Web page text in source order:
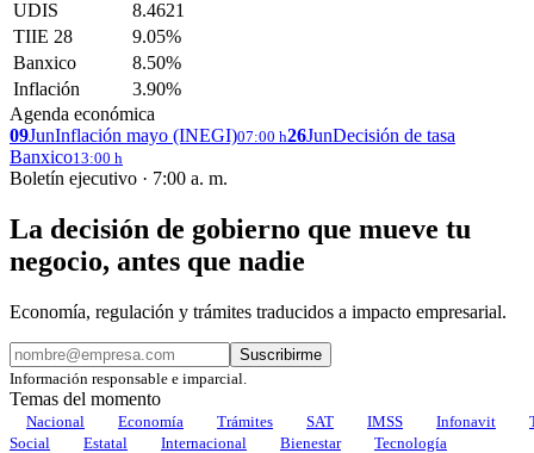
UDIS
8.4621
TIIE 28
9.05%
Banxico
8.50%
Inflación
3.90%
Agenda económica
09JunInflación mayo (INEGI)07:00 h26JunDecisión de tasa
Banxico13:00 h
Boletín ejecutivo · 7:00 a. m.
La decisión de gobierno que mueve tu
negocio, antes que nadie
Economía, regulación y trámites traducidos a impacto empresarial.
Suscribirme
Información responsable e imparcial.
Temas del momento
Nacional Economía Trámites SAT IMSS Infonavit
Social
Estatal Internacional Bienestar Tecnología